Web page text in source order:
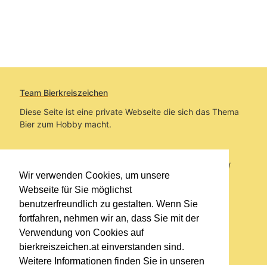
Wir verwenden Cookies, um unsere
Webseite für Sie möglichst
benutzerfreundlich zu gestalten. Wenn Sie
fortfahren, nehmen wir an, dass Sie mit der
Verwendung von Cookies auf
bierkreiszeichen.at einverstanden sind.
Weitere Informationen finden Sie in unseren
Team Bierkreiszeichen
Diese Seite ist eine private Webseite die sich das Thema
Bier zum Hobby macht.
Sie befinden sich auf https://www.bierkreiszeichen.at/
im Pfad:Übers Bier/Bierlokale
Erstellt: 2025-03-13
Links